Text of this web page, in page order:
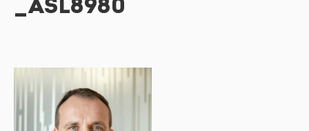
_ASL8980